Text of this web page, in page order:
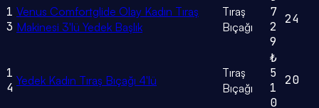
1
3
Venus Comfortglide Olay Kadın Tıraş
Makinesi 3'lü Yedek Başlık
Tıraş
Bıçağı
7
2
9
24
1
4 Yedek Kadın Tıraş Bıçağı 4'lü
Tıraş
Bıçağı
₺
5
1
0
20